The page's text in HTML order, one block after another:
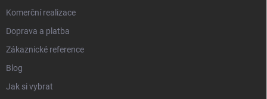
Komerční realizace
Doprava a platba
Zákaznické reference
Blog
Jak si vybrat